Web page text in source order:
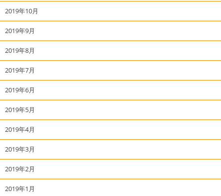
2019年10月
2019年9月
2019年8月
2019年7月
2019年6月
2019年5月
2019年4月
2019年3月
2019年2月
2019年1月